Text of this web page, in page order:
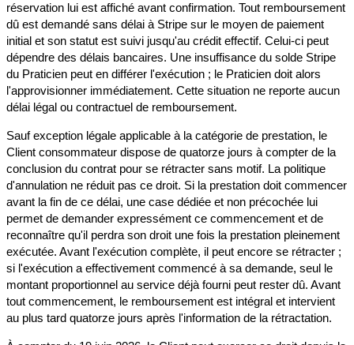
réservation lui est affiché avant confirmation. Tout remboursement
dû est demandé sans délai à Stripe sur le moyen de paiement
initial et son statut est suivi jusqu'au crédit effectif. Celui-ci peut
dépendre des délais bancaires. Une insuffisance du solde Stripe
du Praticien peut en différer l'exécution ; le Praticien doit alors
l'approvisionner immédiatement. Cette situation ne reporte aucun
délai légal ou contractuel de remboursement.
Sauf exception légale applicable à la catégorie de prestation, le
Client consommateur dispose de quatorze jours à compter de la
conclusion du contrat pour se rétracter sans motif. La politique
d'annulation ne réduit pas ce droit. Si la prestation doit commencer
avant la fin de ce délai, une case dédiée et non précochée lui
permet de demander expressément ce commencement et de
reconnaître qu'il perdra son droit une fois la prestation pleinement
exécutée. Avant l'exécution complète, il peut encore se rétracter ;
si l'exécution a effectivement commencé à sa demande, seul le
montant proportionnel au service déjà fourni peut rester dû. Avant
tout commencement, le remboursement est intégral et intervient
au plus tard quatorze jours après l'information de la rétractation.